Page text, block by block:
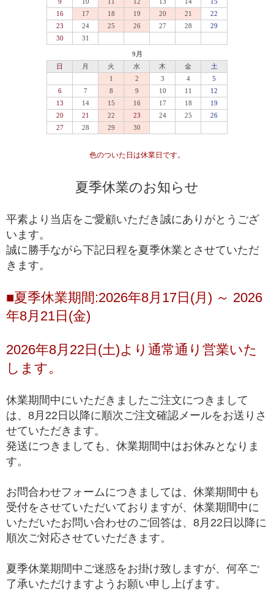
成度(統一感)の高い傑作ブレスレット
セミプレミアム
最高品質をベースにビーズを入れ替えていき、各ビ
ーズの品質水準が最も高いプレミアムビーズのみで
組み上げた、完成度(統一感)の高いブレスレット
専門工場で3％程度しか組み上げることができない、
入手が極めて難しいブレスレット
一般に流通していないライン
国内でトップクオリティ *1として販売されているライ
きるブレスレット
入門モデル
ルチルクォーツが初めての方や、低価格でも品質の
※上記の階級は、主に産出量の最も多いゴールドルチルクォーツを対象に適
用している基準となります。ビーズへの加工が少ない希少な色味の種類にお
チルクォーツと同じ基準値で品質を測ることが難しく、高品質以上の品質階
級を基本的に定めておりません。
*1 トップクオリティは、品質が最も高いという意味で一般に用いられ、最
色のついた日は休業日です。
夏季休業のお知らせ
平素より当店をご愛顧いただき誠にありがとうござ
います。
誠に勝手ながら下記日程を夏季休業とさせていただ
きます。
■夏季休業期間:2026年8月17日(月) ～ 2026
年8月21日(金)
2026年8月22日(土)より通常通り営業いた
します。
休業期間中にいただきましたご注文につきまして
は、8月22日以降に順次ご注文確認メールをお送りさ
せていただきます。
発送につきましても、休業期間中はお休みとなりま
す。
お問合わせフォームにつきましては、休業期間中も
受付をさせていただいておりますが、休業期間中に
いただいたお問い合わせのご回答は、8月22日以降に
順次ご対応させていただきます。
夏季休業期間中ご迷惑をお掛け致しますが、何卒ご
了承いただけますようお願い申し上げます。